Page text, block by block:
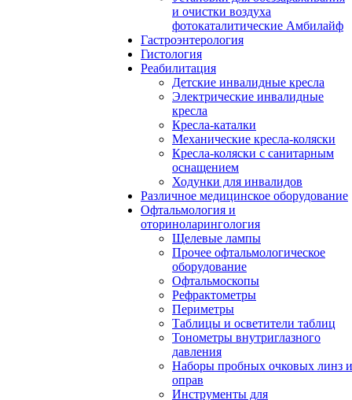
и очистки воздуха
фотокаталитические Амбилайф
Гастроэнтерология
Гистология
Реабилитация
Детские инвалидные кресла
Электрические инвалидные
кресла
Кресла-каталки
Механические кресла-коляски
Кресла-коляски с санитарным
оснащением
Ходунки для инвалидов
Различное медицинское оборудование
Офтальмология и
оториноларингология
Щелевые лампы
Прочее офтальмологическое
оборудование
Офтальмоскопы
Рефрактометры
Периметры
Таблицы и осветители таблиц
Тонометры внутриглазного
давления
Наборы пробных очковых линз и
оправ
Инструменты для